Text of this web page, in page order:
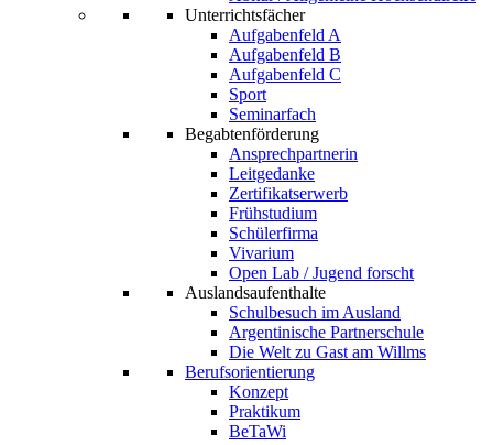
Unterrichtsfächer
Aufgabenfeld A
Aufgabenfeld B
Aufgabenfeld C
Sport
Seminarfach
Begabtenförderung
Ansprechpartnerin
Leitgedanke
Zertifikatserwerb
Frühstudium
Schülerfirma
Vivarium
Open Lab / Jugend forscht
Auslandsaufenthalte
Schulbesuch im Ausland
Argentinische Partnerschule
Die Welt zu Gast am Willms
Berufsorientierung
Konzept
Praktikum
BeTaWi